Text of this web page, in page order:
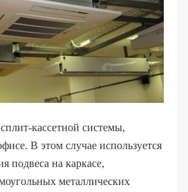
кассетной системы,
В этом случае используется
подвеса на каркасе,
металлических